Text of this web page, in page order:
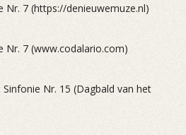
Nr. 7 (https://denieuwemuze.nl)
Nr. 7 (www.codalario.com)
Nr. 15 (Dagbald van het